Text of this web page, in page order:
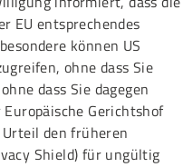
EU entsprechendes
können US
ohne dass Sie
dass Sie dagegen
Gerichtshof
den früheren
Shield) für ungültig